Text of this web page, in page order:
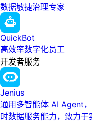
数据敏捷治理专家
QuickBot
高效率数字化员工
开发者服务
Jenius
通用多智能体 AI Agent
时数据服务能力，致力于